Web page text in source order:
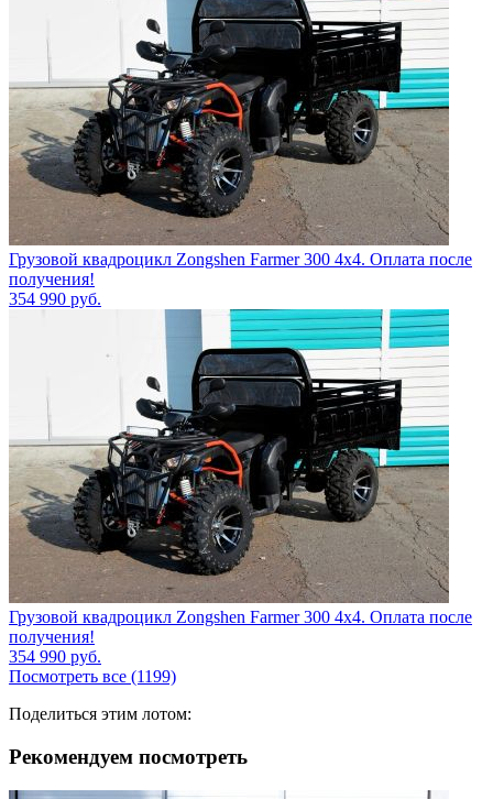
Грузовой квадроцикл Zongshen Farmer 300 4х4. Оплата после
получения!
354 990 руб.
Грузовой квадроцикл Zongshen Farmer 300 4х4. Оплата после
получения!
354 990 руб.
Посмотреть все (1199)
Поделиться этим лотом:
Рекомендуем посмотреть